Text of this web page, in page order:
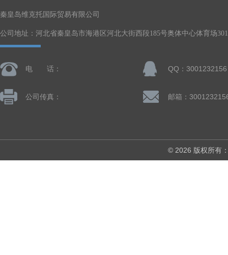
秦皇岛维克托国际贸易有限公司
公司地址：河北省秦皇岛市海港区河北大街西段185号奥体中心体育场
电 话： QQ：3001232156
公司传真： 邮箱：
© 2026 版权所有